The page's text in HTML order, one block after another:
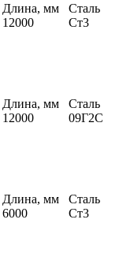
Длина, мм
12000
Сталь
Ст3
Длина, мм
12000
Сталь
09Г2С
Длина, мм
6000
Сталь
Ст3